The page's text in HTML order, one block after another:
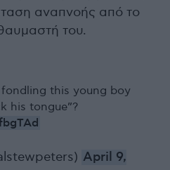
αναπνοής από το
του.
this young boy
his tongue”?
April 9,